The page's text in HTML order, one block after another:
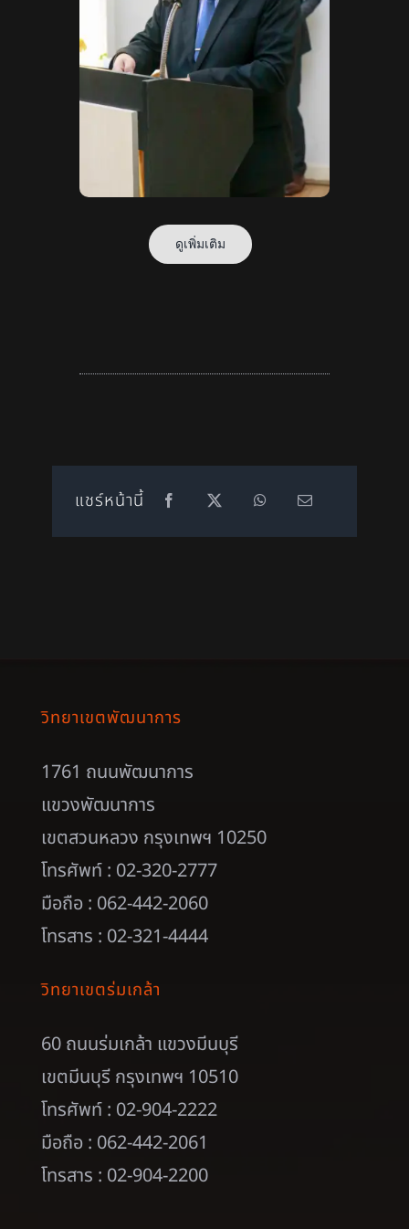
ดูเพิ่มเติม
แชร์หน้านี้
วิทยาเขตพัฒนาการ
1761 ถนนพัฒนาการ
แขวงพัฒนาการ
เขตสวนหลวง กรุงเทพฯ 10250
โทรศัพท์ : 02-320-2777
มือถือ : 062-442-2060
โทรสาร : 02-321-4444
วิทยาเขตร่มเกล้า
60 ถนนร่มเกล้า แขวงมีนบุรี
เขตมีนบุรี กรุงเทพฯ 10510
โทรศัพท์ : 02-904-2222
มือถือ : 062-442-2061
โทรสาร : 02-904-2200